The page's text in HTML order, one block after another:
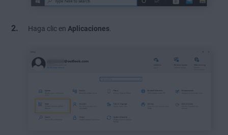
Haga clic en Aplicaciones